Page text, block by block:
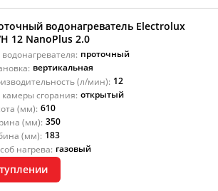
водонагреватель Electrolux
12 NanoPlus 2.0
проточный
вертикальная
(л/мин): 12
сгорания: открытый
(мм): 610
(мм): 350
(мм): 183
нагрева: газовый